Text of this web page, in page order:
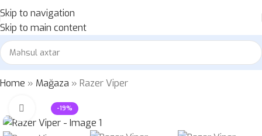
Skip to navigation
Skip to main content
Home » Mağaza » Razer Viper
-19%
Böyütmək üçün klikləyin